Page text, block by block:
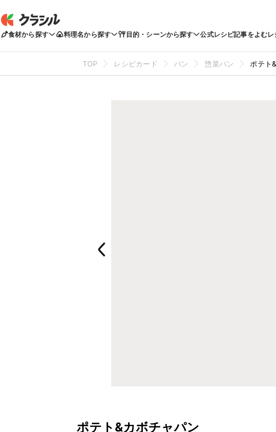
食材から探す 料理名から探す 目的・シーンから探す 公式レシピ記事をよむレ
TOP レシピカード パン 惣菜パン ポテト
ポテト&カボチャパン